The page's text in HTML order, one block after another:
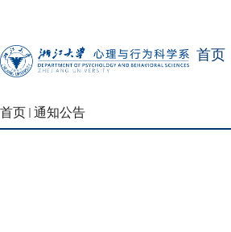
首页
首页 通知公告